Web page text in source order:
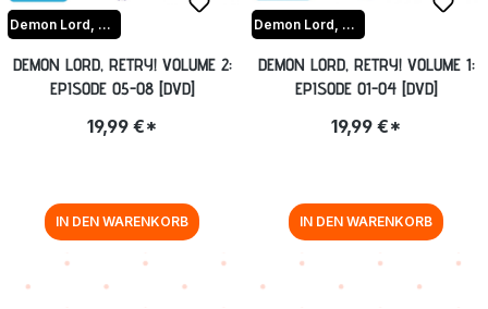
Demon Lord, Retry!
DEMON LORD, RETRY! VOLUME 2:
EPISODE 05-08 [DVD]
19,99 €*
IN DEN WARENKORB
Demon Lord, Retry!
DEMON LORD, RETRY! VOLUME 1:
EPISODE 01-04 [DVD]
19,99 €*
IN DEN WARENKORB